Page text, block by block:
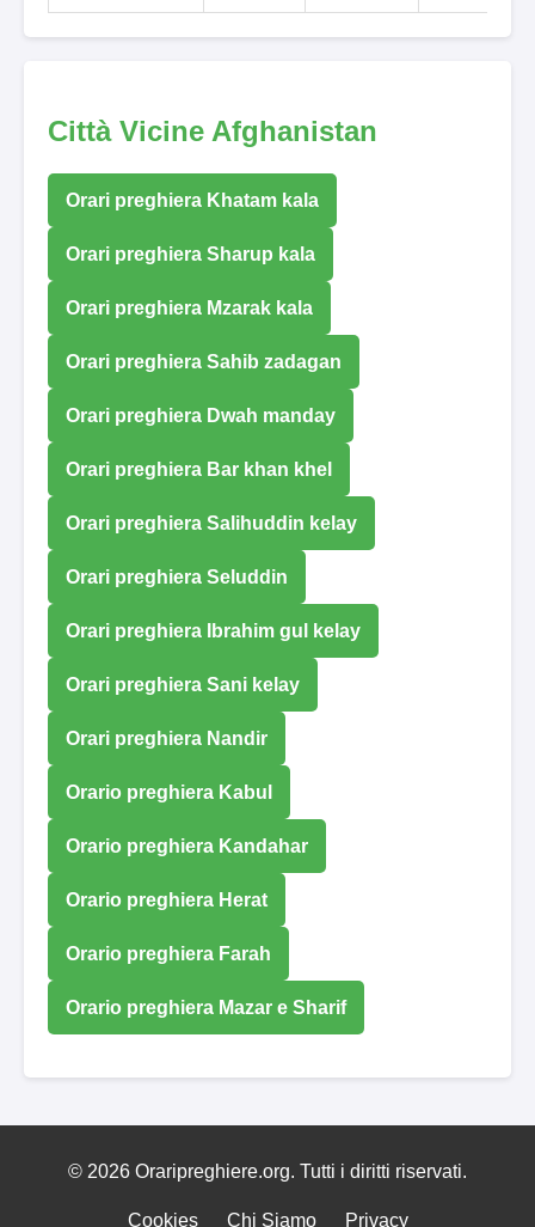
Città Vicine Afghanistan
Orari preghiera Khatam kala
Orari preghiera Sharup kala
Orari preghiera Mzarak kala
Orari preghiera Sahib zadagan
Orari preghiera Dwah manday
Orari preghiera Bar khan khel
Orari preghiera Salihuddin kelay
Orari preghiera Seluddin
Orari preghiera Ibrahim gul kelay
Orari preghiera Sani kelay
Orari preghiera Nandir
Orario preghiera Kabul
Orario preghiera Kandahar
Orario preghiera Herat
Orario preghiera Farah
Orario preghiera Mazar e Sharif
© 2026 Oraripreghiere.org. Tutti i diritti riservati.
Cookies Chi Siamo Privacy